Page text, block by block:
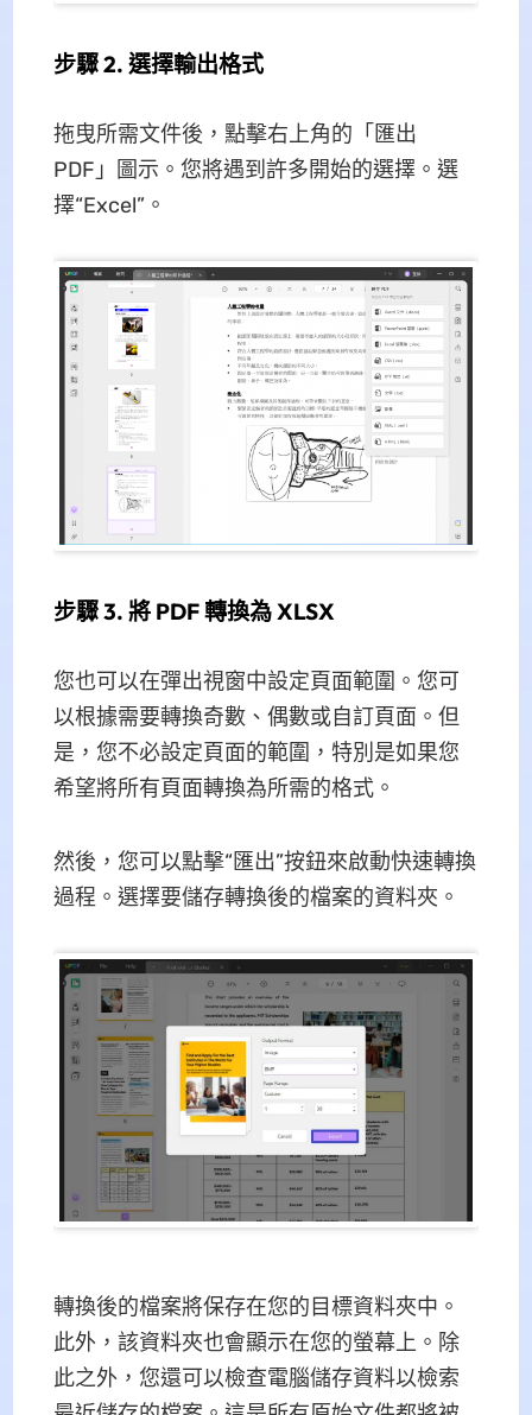
步驟 2. 選擇輸出格式
拖曳所需文件後，點擊右上角的「匯出
PDF」圖示。您將遇到許多開始的選擇。選
擇“Excel”。
步驟 3. 將 PDF 轉換為 XLSX
您也可以在彈出視窗中設定頁面範圍。您可
以根據需要轉換奇數、偶數或自訂頁面。但
是，您不必設定頁面的範圍，特別是如果您
希望將所有頁面轉換為所需的格式。
然後，您可以點擊“匯出”按鈕來啟動快速轉換
過程。選擇要儲存轉換後的檔案的資料夾。
轉換後的檔案將保存在您的目標資料夾中。
此外，該資料夾也會顯示在您的螢幕上。除
此之外，您還可以檢查電腦儲存資料以檢索